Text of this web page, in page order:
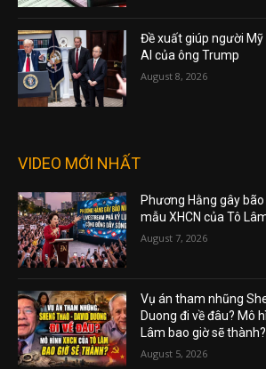
Đề xuất giúp người
AI của ông Trump
August 8, 2026
VIDEO MỚI NHẤT
Phương Hằng gây
mẫu XHCN của Tô
August 7, 2026
Vụ án tham nhũng
Duong đi về đâu? Mô
Lâm bao giờ sẽ thành?
August 5, 2026